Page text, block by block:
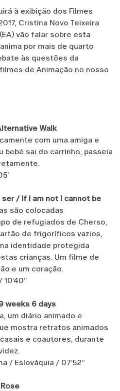
à exibição dos Filmes
Cristina Novo Teixeira
vão falar sobre esta
por mais de quarto
às questões da
de Animação no nosso
Walk
com uma amiga e
bebé sai do carrinho, passeia
/ If I am not I cannot be
são colocadas
de refugiados de Cherso,
de frigoríficos vazios,
identidade protegida
crianças. Um filme de
e um coração.
weeks 6 days
um diário animado e
mostra retratos animados
e coautores, durante
/ Eslováquia / 07’52’’